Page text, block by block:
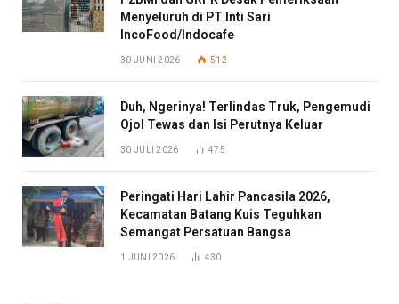
Menyeluruh di PT Inti Sari
IncoFood/Indocafe
30 JUNI 2026 512
Duh, Ngerinya! Terlindas Truk, Pengemudi
Ojol Tewas dan Isi Perutnya Keluar
30 JULI 2026 475
Peringati Hari Lahir Pancasila 2026,
Kecamatan Batang Kuis Teguhkan
Semangat Persatuan Bangsa
1 JUNI 2026 430